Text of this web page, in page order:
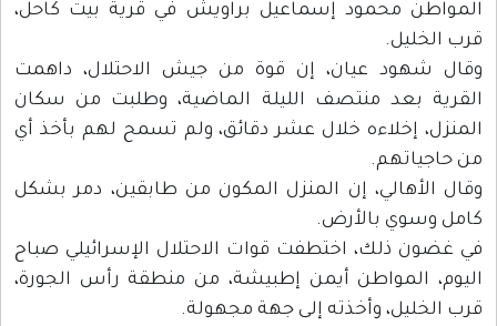
المواطن محمود إسماعيل براويش في قرية بيت كاحل،
قرب الخليل.
وقال شهود عيان، إن قوة من جيش الاحتلال، داهمت
القرية بعد منتصف الليلة الماضية، وطلبت من سكان
المنزل، إخلاءه خلال عشر دقائق، ولم تسمح لهم بأخذ أي
من حاجياتهم.
وقال الأهالي، إن المنزل المكون من طابقين، دمر بشكل
كامل وسوي بالأرض.
في غضون ذلك، اختطفت قوات الاحتلال الإسرائيلي صباح
اليوم، المواطن أيمن إطبيشة، من منطقة رأس الجورة،
قرب الخليل، وأخذته إلى جهة مجهولة.